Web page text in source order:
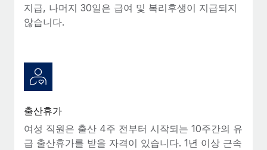
Shootsta가 Remote를 통해 네 개의 시장에서 글로벌
에게는 흥미롭고 전문적인 비디오 제작이 어느 때보다 중요해졌습
니다. 그러나 대부분의 회사들은 그렇게 높은 품질의...
자세히 알아보기
지급, 나머지 30일은 급여 및 복리후생이 지급되지
않습니다.
출산휴가
여성 직원은 출산 4주 전부터 시작되는 10주간의 유
급 출산휴가를 받을 자격이 있습니다. 1년 이상 근속